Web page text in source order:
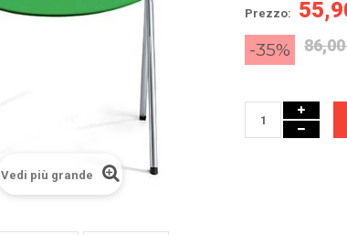
Vedi più grande
Prezzo:
-35%